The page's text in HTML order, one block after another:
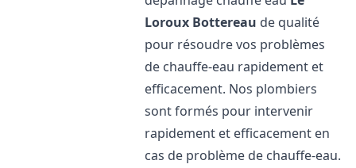
Loroux Bottereau de qualité
pour résoudre vos problèmes
de chauffe-eau rapidement et
efficacement. Nos plombiers
sont formés pour intervenir
rapidement et efficacement en
cas de problème de chauffe-eau.